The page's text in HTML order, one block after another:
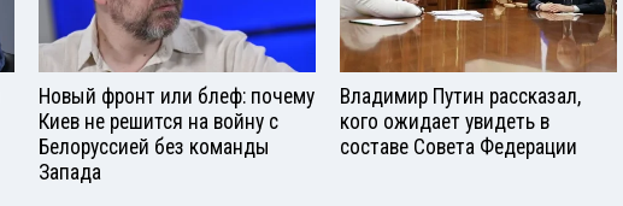
Новый фронт или блеф: почему
Киев не решится на войну с
Белоруссией без команды
Запада
Владимир Путин рассказал,
кого ожидает увидеть в
составе Совета Федерации